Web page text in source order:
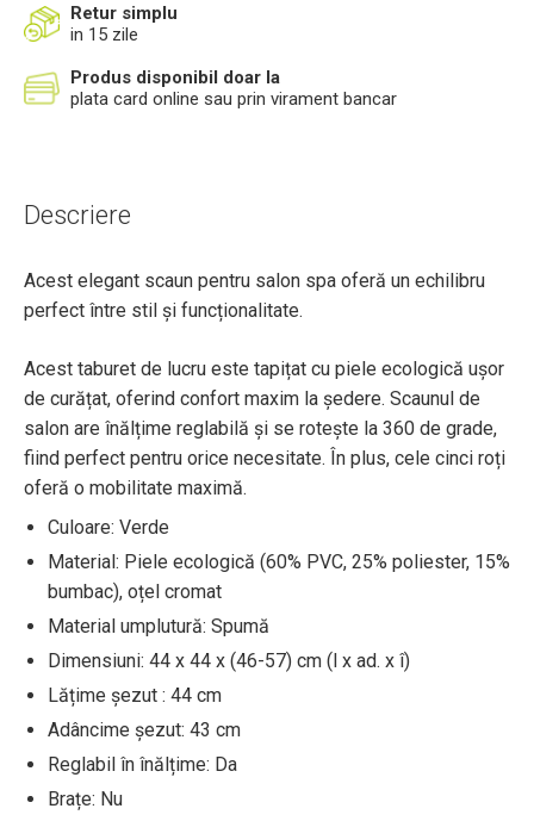
Retur simplu
in 15 zile
Produs disponibil doar la
plata card online sau prin virament bancar
Descriere
Acest elegant scaun pentru salon spa oferă un echilibru
perfect între stil și funcționalitate.
Acest taburet de lucru este tapițat cu piele ecologică ușor
de curățat, oferind confort maxim la ședere. Scaunul de
salon are înălțime reglabilă și se rotește la 360 de grade,
fiind perfect pentru orice necesitate. În plus, cele cinci roți
oferă o mobilitate maximă.
Culoare: Verde
Material: Piele ecologică (60% PVC, 25% poliester, 15%
bumbac), oțel cromat
Material umplutură: Spumă
Dimensiuni: 44 x 44 x (46-57) cm (l x ad. x î)
Lățime șezut : 44 cm
Adâncime șezut: 43 cm
Reglabil în înălțime: Da
Brațe: Nu